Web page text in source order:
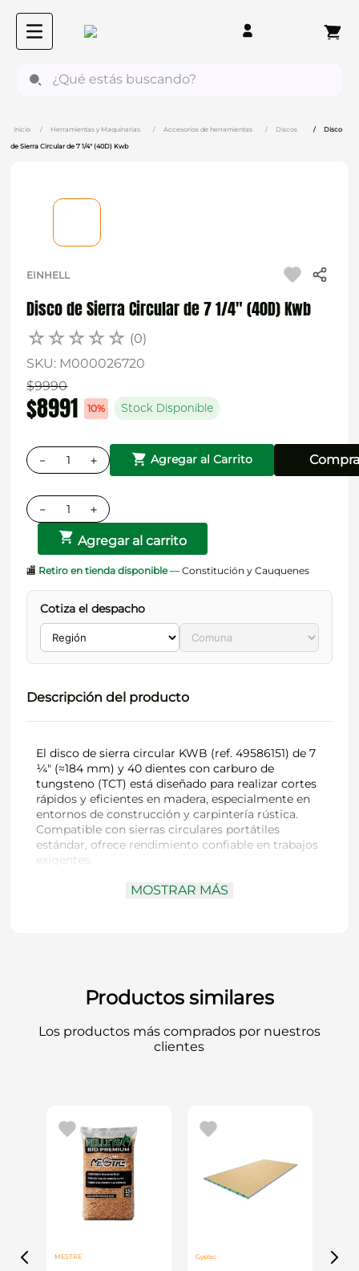
Herramientas y Maquinarias Accesorios de herramientas Discos Disco
de Sierra Circular de 7 1/4" (40D) Kwb
EINHELL
Disco de Sierra Circular de 7 1/4" (40D) Kwb
☆☆☆☆☆ (0)
SKU: M000026720
$9990
$8991 10% Stock Disponible
＋
－ Agregar al Carrito
＋
－
Agregar al carrito
🏬 Retiro en tienda disponible— Constitución y Cauquenes
Cotiza el despacho
Descripción del producto
El disco de sierra circular KWB (ref. 49586151) de 7
¼″ (≈184 mm) y 40 dientes con carburo de
tungsteno (TCT) está diseñado para realizar cortes
rápidos y eficientes en madera, especialmente en
entornos de construcción y carpintería rústica.
Compatible con sierras circulares portátiles
estándar, ofrece rendimiento confiable en trabajos
exigentes.
blanda, tableros contrachapados y paneles de
construcción
carpintería general y trabajos que requieren
velocidad sin sacrificar control
Un disco robusto y de alto rendimiento que
garantiza cortes rápidos y consistentes en
aplicaciones profesionales y de obra.
MOSTRAR MÁS
Productos similares
Los productos más comprados por nuestros
clientes
MESTRE Gyplac